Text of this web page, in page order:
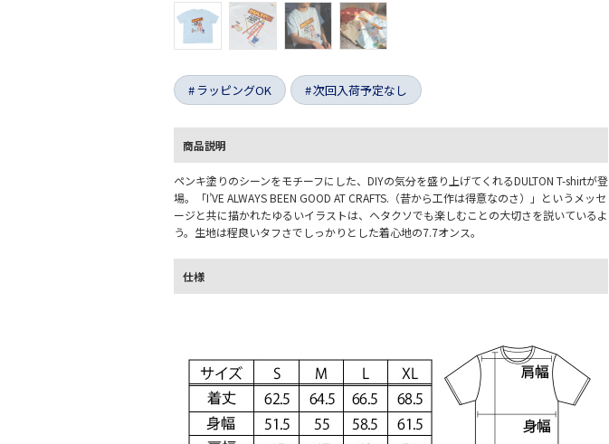
ラッピングOK 次回入荷予定なし
商品説明
ペンキ塗りのシーンをモチーフにした、DIYの気分を盛り上げてくれるDULTON T-shirtが登
場。「I’VE ALWAYS BEEN GOOD AT CRAFTS.（昔から工作は得意なのさ）」というメッセ
ージと共に描かれたゆるいイラストは、ヘタクソでも楽しむことの大切さを説いているよ
う。生地は程良いタフさでしっかりとした着心地の7.7オンス。
仕様